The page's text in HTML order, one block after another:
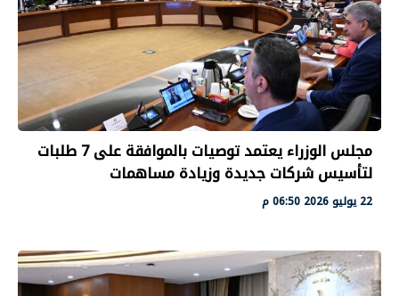
مجلس الوزراء يعتمد توصيات بالموافقة على 7 طلبات
لتأسيس شركات جديدة وزيادة مساهمات
22 يوليو 2026 06:50 م